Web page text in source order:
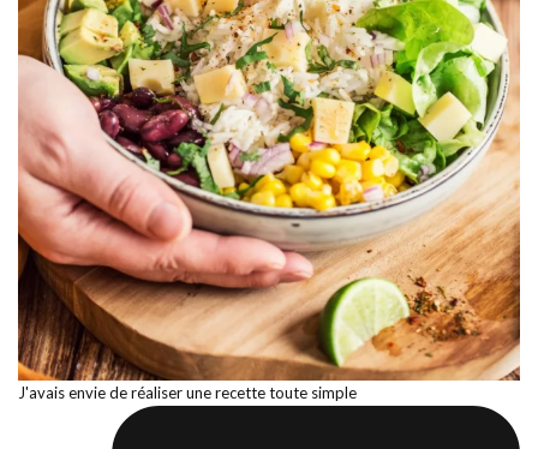
J'avais envie de réaliser une recette toute simple